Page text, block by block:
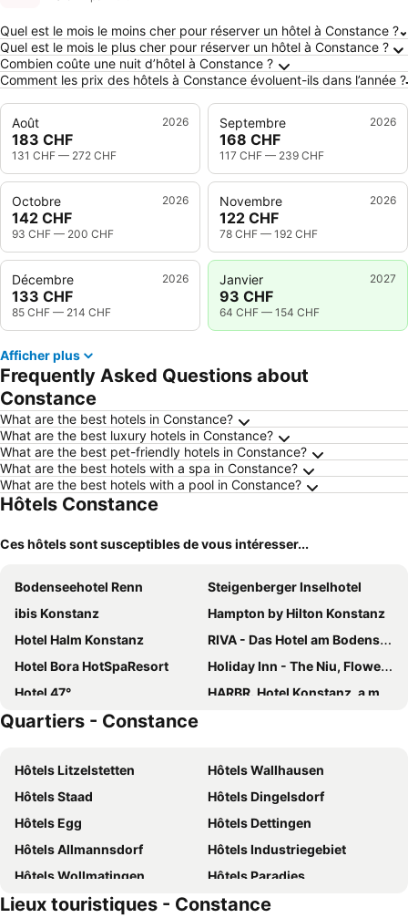
Frequently Asked Questions about Constance
Quel est le mois le moins cher pour réserver un hôtel à Constance ?
Quel est le mois le plus cher pour réserver un hôtel à Constance ?
Combien coûte une nuit d’hôtel à Constance ?
Comment les prix des hôtels à Constance évoluent-ils dans l’année ?
Août 2026
183 CHF
131 CHF — 272 CHF
Septembre 2026
168 CHF
117 CHF — 239 CHF
Octobre 2026
142 CHF
93 CHF — 200 CHF
Novembre 2026
122 CHF
78 CHF — 192 CHF
Décembre 2026
133 CHF
85 CHF — 214 CHF
Janvier 2027
93 CHF
64 CHF — 154 CHF
Afficher plus
Frequently Asked Questions about
Constance
What are the best hotels in Constance?
What are the best luxury hotels in Constance?
What are the best pet-friendly hotels in Constance?
What are the best hotels with a spa in Constance?
What are the best hotels with a pool in Constance?
Hôtels Constance
Ces hôtels sont susceptibles de vous intéresser...
Bodenseehotel Renn
Steigenberger Inselhotel
ibis Konstanz
Hampton by Hilton Konstanz
Hotel Halm Konstanz
RIVA - Das Hotel am Bodensee
Hotel Bora HotSpaResort
Holiday Inn - The Niu, Flower Konstanz By Ihg
Hotel 47°
HARBR. Hotel Konstanz, a member of Radisson Individuals
Parkhotel St. Leonhard
Hotel Bilger Eck
ibis Styles Konstanz
Flair Hotel zum Schiff
Romantik Hotel Barbarossa
Landhotel Krone
Hotel Traube am See
Apartment Hotel Konstanz
Hotel Schiff Konstanz
Hotel Viva Sky
Seevilla
Hotel & Gästehaus Seehof
Hotel Maier
Quartiers - Constance
Hôtels Litzelstetten
Hôtels Wallhausen
Hôtels Staad
Hôtels Dingelsdorf
Hôtels Egg
Hôtels Dettingen
Hôtels Allmannsdorf
Hôtels Industriegebiet
Hôtels Wollmatingen
Hôtels Paradies
Hôtels Petershausen Ost
Hôtels Fürstenberg
Lieux touristiques - Constance